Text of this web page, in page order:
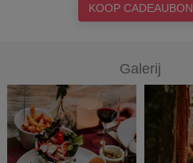
KOOP CADEAUBON
Galerij